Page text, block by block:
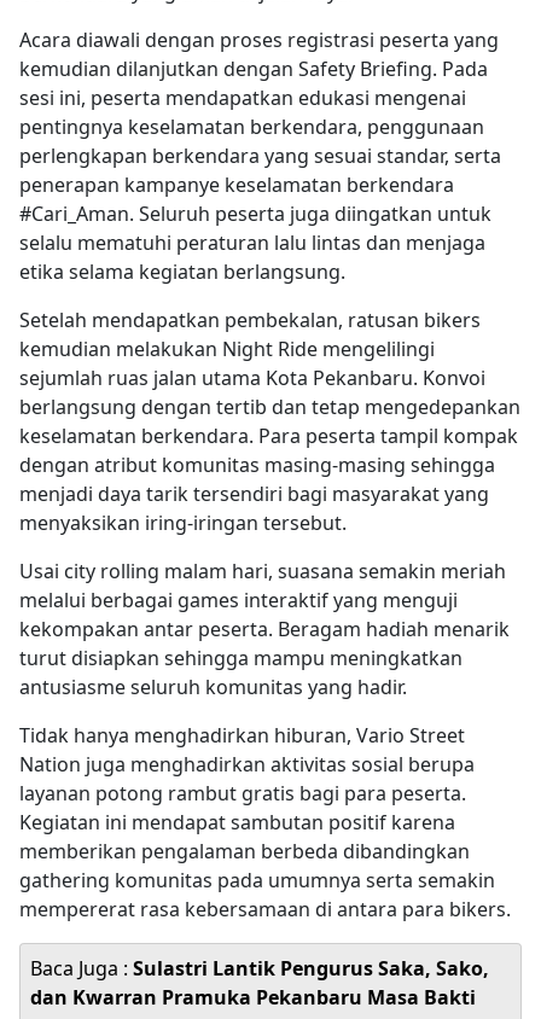
Acara diawali dengan proses registrasi peserta yang
kemudian dilanjutkan dengan Safety Briefing. Pada
sesi ini, peserta mendapatkan edukasi mengenai
pentingnya keselamatan berkendara, penggunaan
perlengkapan berkendara yang sesuai standar, serta
penerapan kampanye keselamatan berkendara
#Cari_Aman. Seluruh peserta juga diingatkan untuk
selalu mematuhi peraturan lalu lintas dan menjaga
etika selama kegiatan berlangsung.
Setelah mendapatkan pembekalan, ratusan bikers
kemudian melakukan Night Ride mengelilingi
sejumlah ruas jalan utama Kota Pekanbaru. Konvoi
berlangsung dengan tertib dan tetap mengedepankan
keselamatan berkendara. Para peserta tampil kompak
dengan atribut komunitas masing-masing sehingga
menjadi daya tarik tersendiri bagi masyarakat yang
menyaksikan iring-iringan tersebut.
Usai city rolling malam hari, suasana semakin meriah
melalui berbagai games interaktif yang menguji
kekompakan antar peserta. Beragam hadiah menarik
turut disiapkan sehingga mampu meningkatkan
antusiasme seluruh komunitas yang hadir.
Tidak hanya menghadirkan hiburan, Vario Street
Nation juga menghadirkan aktivitas sosial berupa
layanan potong rambut gratis bagi para peserta.
Kegiatan ini mendapat sambutan positif karena
memberikan pengalaman berbeda dibandingkan
gathering komunitas pada umumnya serta semakin
mempererat rasa kebersamaan di antara para bikers.
Baca Juga : Sulastri Lantik Pengurus Saka, Sako,
dan Kwarran Pramuka Pekanbaru Masa Bakti